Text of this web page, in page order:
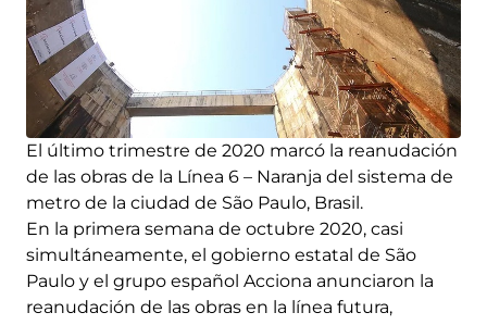
El último trimestre de 2020 marcó la reanudación
de las obras de la Línea 6 – Naranja del sistema de
metro de la ciudad de São Paulo, Brasil.
En la primera semana de octubre 2020, casi
simultáneamente, el gobierno estatal de São
Paulo y el grupo español Acciona anunciaron la
reanudación de las obras en la línea futura,